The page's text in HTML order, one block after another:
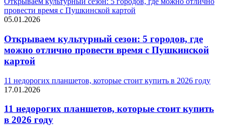
провести время с Пушкинской картой
05.01.2026
Открываем культурный сезон: 5 городов, где
можно отлично провести время с Пушкинской
картой
11 недорогих планшетов, которые стоит купить в 2026 году
17.01.2026
11 недорогих планшетов, которые стоит купить
в 2026 году